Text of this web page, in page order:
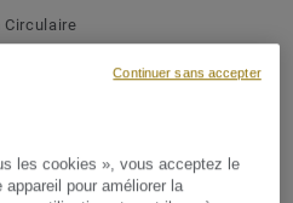
Circulaire
AA23 2906
dans un kaléidoscope de
de tuftage unique
les cookies », vous acceptez le
pour améliorer la
Continuer sans accepter